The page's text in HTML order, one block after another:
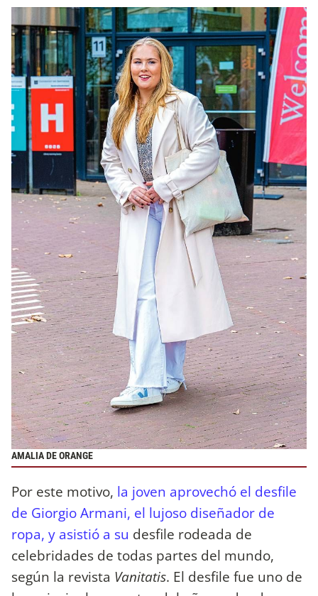
AMALIA DE ORANGE
Por este motivo, la joven aprovechó el desfile
de Giorgio Armani, el lujoso diseñador de
ropa, y asistió a su desfile rodeada de
celebridades de todas partes del mundo,
según la revista Vanitatis. El desfile fue uno de